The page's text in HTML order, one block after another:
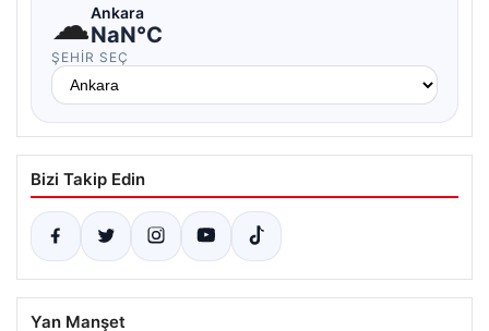
☁Ankara
NaN°C
ŞEHIR SEÇ
Bizi Takip Edin
Yan Manşet